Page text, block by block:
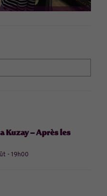
Kuzay – Après les
- 19h00